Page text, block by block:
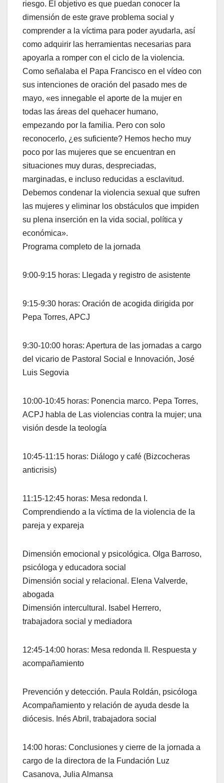
riesgo. El objetivo es que puedan conocer la
dimensión de este grave problema social y
comprender a la víctima para poder ayudarla, así
como adquirir las herramientas necesarias para
apoyarla a romper con el ciclo de la violencia.
Como señalaba el Papa Francisco en el vídeo con
sus intenciones de oración del pasado mes de
mayo, «es innegable el aporte de la mujer en
todas las áreas del quehacer humano,
empezando por la familia. Pero con solo
reconocerlo, ¿es suficiente? Hemos hecho muy
poco por las mujeres que se encuentran en
situaciones muy duras, despreciadas,
marginadas, e incluso reducidas a esclavitud.
Debemos condenar la violencia sexual que sufren
las mujeres y eliminar los obstáculos que impiden
su plena inserción en la vida social, política y
económica».
Programa completo de la jornada
9:00-9:15 horas: Llegada y registro de asistente
9:15-9:30 horas: Oración de acogida dirigida por
Pepa Torres, APCJ
9:30-10:00 horas: Apertura de las jornadas a cargo
del vicario de Pastoral Social e Innovación, José
Luis Segovia
10:00-10:45 horas: Ponencia marco. Pepa Torres,
ACPJ habla de Las violencias contra la mujer; una
visión desde la teología
10:45-11:15 horas: Diálogo y café (Bizcocheras
anticrisis)
11:15-12:45 horas: Mesa redonda I.
Comprendiendo a la víctima de la violencia de la
pareja y expareja
Dimensión emocional y psicológica. Olga Barroso,
psicóloga y educadora social
Dimensión social y relacional. Elena Valverde,
abogada
Dimensión intercultural. Isabel Herrero,
trabajadora social y mediadora
12:45-14:00 horas: Mesa redonda II. Respuesta y
acompañamiento
Prevención y detección. Paula Roldán, psicóloga
Acompañamiento y relación de ayuda desde la
diócesis. Inés Abril, trabajadora social
14:00 horas: Conclusiones y cierre de la jornada a
cargo de la directora de la Fundación Luz
Casanova, Julia Almansa